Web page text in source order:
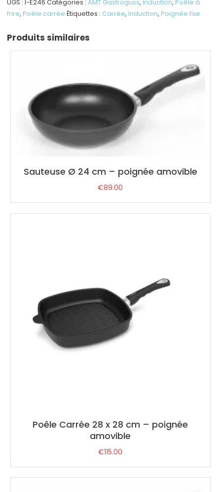
cm
h
UGS :I-E246 Catégories :AMT Gastroguss,Induction,Poêle à
frire,Poêle carrée Étiquettes : Carrée,Induction,Poignée fixe
Produits similaires
Sauteuse Ø 24 cm – poignée amovible
€89.00
Poêle Carrée 28 x 28 cm – poignée
amovible
€115.00